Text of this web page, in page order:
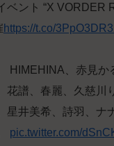
ベント “X VORDER
https://t.co/
HIMEHINA、赤見か
花譜、春麗、久慈川
星井美希、詩羽、ナ
pic.twitter.com/